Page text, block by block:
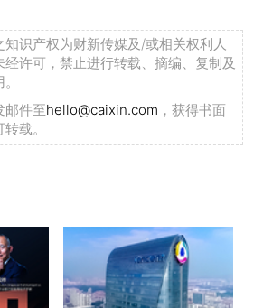
识产权为财新传媒及/或相关权利人
许可，禁止进行转载、摘编、复制及
邮件至hello@caixin.com ，获得书面
载。